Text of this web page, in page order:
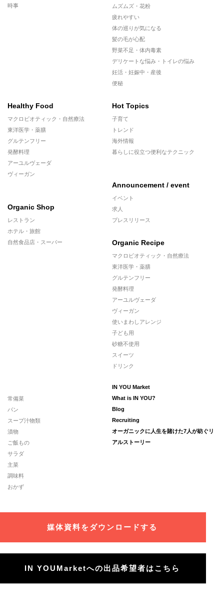
時事
ムズムズ・花粉
疲れやすい
体の巡りが気になる
髪の毛が心配
野菜不足・体内毒素
デリケートな悩み・トイレの悩み
妊活・妊娠中・産後
便秘
Healthy Food
マクロビオティック・自然療法
東洋医学・薬膳
グルテンフリー
発酵料理
アーユルヴェーダ
ヴィーガン
Organic Shop
レストラン
ホテル・旅館
自然食品店・スーパー
Hot Topics
子育て
トレンド
海外情報
暮らしに役立つ便利なテクニック
Announcement / event
イベント
求人
プレスリリース
Organic Recipe
マクロビオティック・自然療法
東洋医学・薬膳
グルテンフリー
発酵料理
アーユルヴェーダ
ヴィーガン
使いまわしアレンジ
子ども用
砂糖不使用
スイーツ
ドリンク
常備菜
パン
スープ汁物類
漬物
ご飯もの
サラダ
主菜
調味料
おかず
IN YOU Market
What is IN YOU?
Blog
Recruiting
オーガニックに人生を賭けた7人が紡ぐリ
アルストーリー
媒体資料をダウンロードする
IN YOUMarketへの出品希望者はこちら